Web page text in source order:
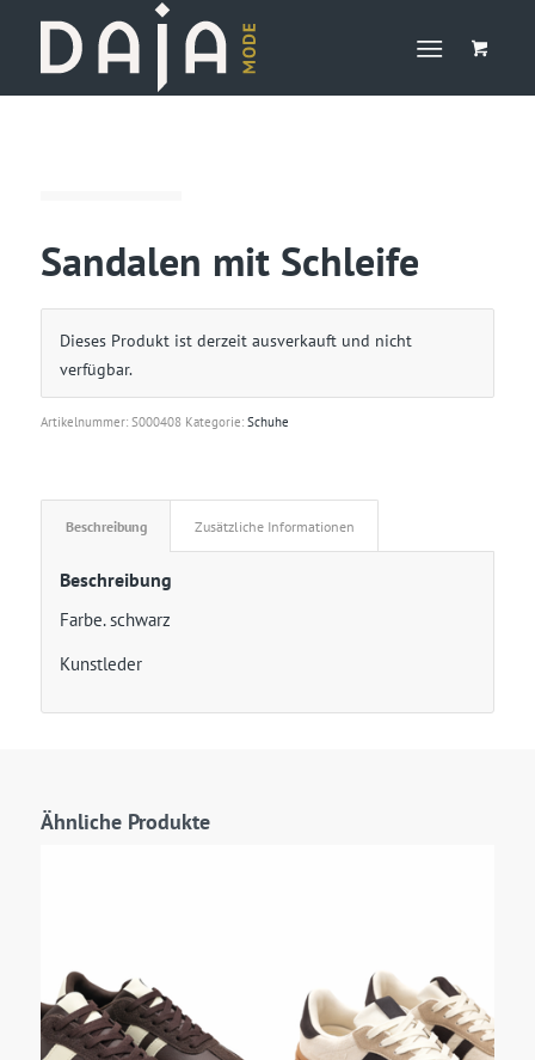
Sandalen mit Schleife
Dieses Produkt ist derzeit ausverkauft und nicht
verfügbar.
Artikelnummer: S000408 Kategorie: Schuhe
Beschreibung Zusätzliche Informationen
Beschreibung
Farbe. schwarz
Kunstleder
Ähnliche Produkte